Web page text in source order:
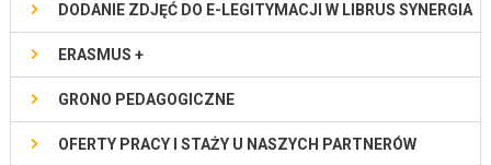
DODANIE ZDJĘĆ DO E-LEGITYMACJI W LIBRUS SYNERGIA
ERASMUS +
GRONO PEDAGOGICZNE
OFERTY PRACY I STAŻY U NASZYCH PARTNERÓW